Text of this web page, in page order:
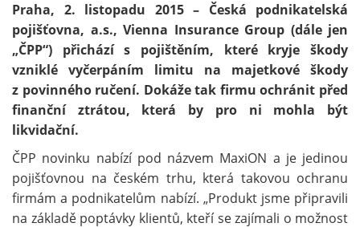
Praha, 2. listopadu 2015 – Česká podnikatelská
pojišťovna, a.s., Vienna Insurance Group (dále jen
„ČPP“) přichází s pojištěním, které kryje škody
vzniklé vyčerpáním limitu na majetkové škody
z povinného ručení. Dokáže tak firmu ochránit před
finanční ztrátou, která by pro ni mohla být
likvidační.
ČPP novinku nabízí pod názvem MaxiON a je jedinou
pojišťovnou na českém trhu, která takovou ochranu
firmám a podnikatelům nabízí. „Produkt jsme připravili
na základě poptávky klientů, kteří se zajímali o možnost